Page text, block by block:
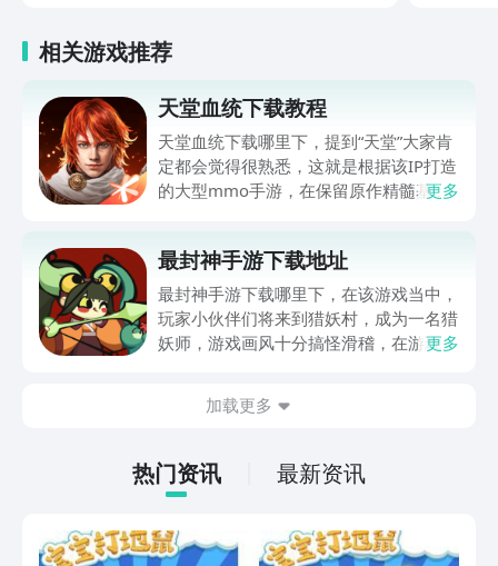
相关游戏推荐
天堂血统下载教程
天堂血统下载哪里下，提到“天堂”大家肯
定都会觉得很熟悉，这就是根据该IP打造
的大型mmo手游，在保留原作精髓基础
斗策略都有深度创新，肯定有不少伙伴都
很想玩，可提前在九游平台预约，手游福
利最有性价比APP，身后有阿里巴巴灵犀
互娱大厂支持，节假日活动来临时刻，还
更多
最封神手游下载地址
最封神手游下载哪里下，在该游戏当中，
玩家小伙伴们将来到猎妖村，成为一名猎
妖师，游戏画风十分搞怪滑稽，在游玩过
定有不少朋友感兴趣，但不知道哪里下
有性价比的APP，身后有阿里巴巴灵犀互
娱大厂支持，玩手游就到九游，海量代金
飙升的感觉。
更多
加载更多
热门资讯 最新资讯